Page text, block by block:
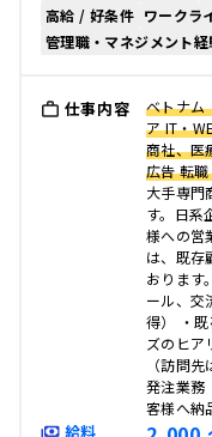
高給 / 好条件 ワークラ
管理職・マネジメント
仕事内容
ベトナム
ア IT・
商社、医
広告 転
大手専門
す。日系
様への営
は、既存
おります
ール、交
得） ・
ズのヒア
（訪問
発注業務
客様へ納
給料